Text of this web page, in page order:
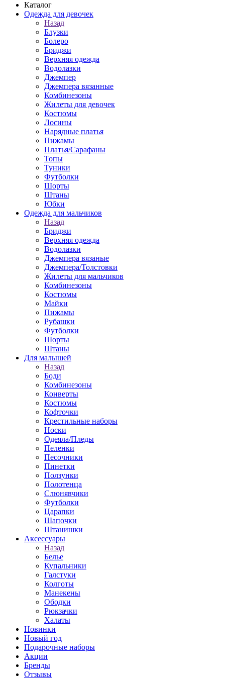
Каталог
Одежда для девочек
Назад
Блузки
Болеро
Бриджи
Верхняя одежда
Водолазки
Джемпер
Джемпера вязанные
Комбинезоны
Жилеты для девочек
Костюмы
Лосины
Нарядные платья
Пижамы
Платья/Сарафаны
Топы
Туники
Футболки
Шорты
Штаны
Юбки
Одежда для мальчиков
Назад
Бриджи
Верхняя одежда
Водолазки
Джемпера вязаные
Джемпера/Толстовки
Жилеты для мальчиков
Комбинезоны
Костюмы
Майки
Пижамы
Рубашки
Футболки
Шорты
Штаны
Для малышей
Назад
Боди
Комбинезоны
Конверты
Костюмы
Кофточки
Крестильные наборы
Носки
Одеяла/Пледы
Пеленки
Песочники
Пинетки
Ползунки
Полотенца
Слюнявчики
Футболки
Царапки
Шапочки
Штанишки
Аксессуары
Назад
Белье
Купальники
Галстуки
Колготы
Манекены
Ободки
Рюкзачки
Халаты
Новинки
Новый год
Подарочные наборы
Акции
Бренды
Отзывы